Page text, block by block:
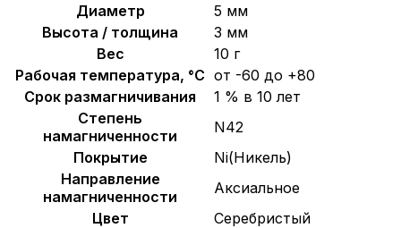
Диаметр
5 мм
Высота / толщина
3 мм
Вес
10 г
Рабочая температура, °C от -60 до +80
Срок размагничивания
1 % в 10 лет
Степень
намагниченности
N42
Покрытие
Ni(Никель)
Направление
намагниченности
Аксиальное
Цвет
Серебристый